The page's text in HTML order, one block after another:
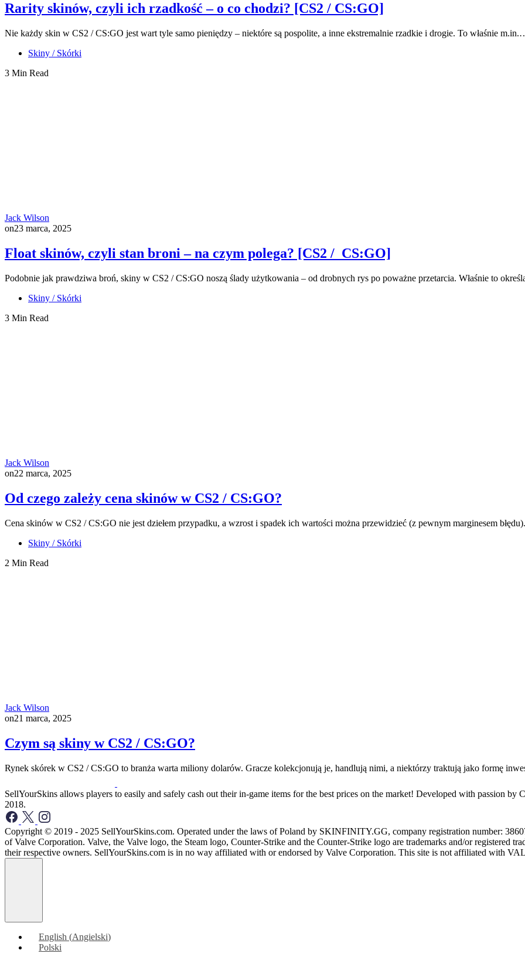
Rarity skinów, czyli ich rzadkość – o co chodzi? [CS2 / CS:GO]
Nie każdy skin w CS2 / CS:GO jest wart tyle samo pieniędzy – niektóre są pospolite, a inne ekstremalnie rzadkie i drogie. To właśnie
Skiny / Skórki
3 Min Read
Jack Wilson
on23 marca, 2025
Float skinów, czyli stan broni – na czym polega? [CS2 / CS:GO]
Podobnie jak prawdziwa broń, skiny w CS2 / CS:GO noszą ślady użytkowania – od drobnych rys po poważne przetarcia. Właśnie to
Skiny / Skórki
3 Min Read
Jack Wilson
on22 marca, 2025
Od czego zależy cena skinów w CS2 / CS:GO?
Cena skinów w CS2 / CS:GO nie jest dziełem przypadku, a wzrost i spadek ich wartości można przewidzieć (z pewnym marginesem
Skiny / Skórki
2 Min Read
Jack Wilson
on21 marca, 2025
Czym są skiny w CS2 / CS:GO?
Rynek skórek w CS2 / CS:GO to branża warta miliony dolarów. Gracze kolekcjonują je, handlują nimi, a niektórzy traktują jako formę
SellYourSkins allows players to easily and safely cash out their in-game items for the best prices on the market! Developed with passion by
2018.
Copyright © 2019 - 2025 SellYourSkins.com. Operated under the laws of Poland by SKINFINITY.GG, company registration number:
of Valve Corporation. Valve, the Valve logo, the Steam logo, Counter-Strike and the Counter-Strike logo are trademarks and/or registered
their respective owners. SellYourSkins.com is in no way affiliated with or endorsed by Valve Corporation. This site is not affiliated with
English (Angielski)
Polski